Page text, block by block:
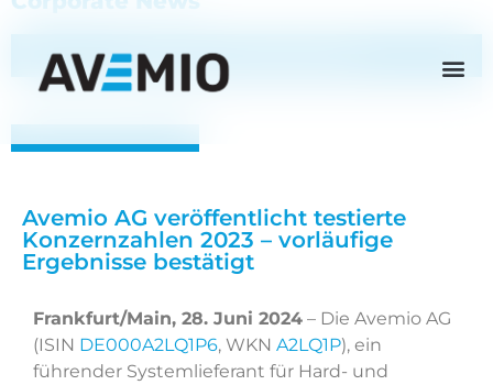
Zurück zu Corporate-News
Avemio AG veröffentlicht testierte
Konzernzahlen 2023 – vorläufige
Ergebnisse bestätigt
Frankfurt/Main, 28. Juni 2024 – Die Avemio AG
(ISIN DE000A2LQ1P6, WKN A2LQ1P), ein
führender Systemlieferant für Hard- und